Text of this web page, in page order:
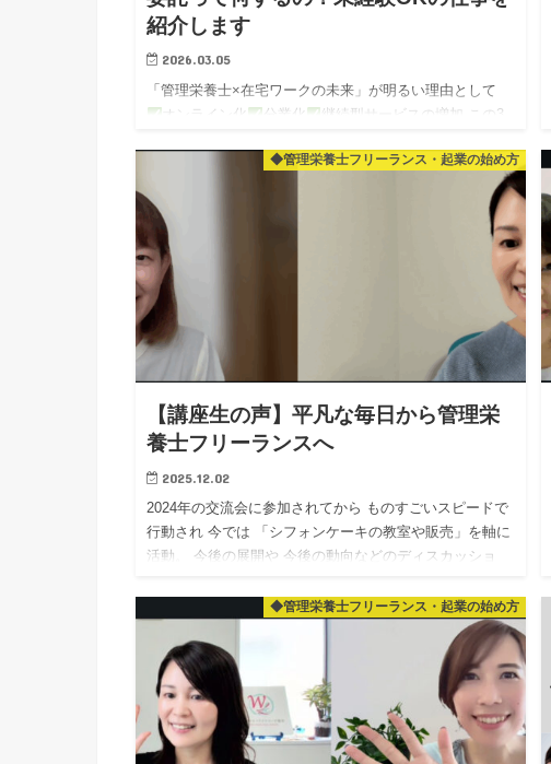
紹介します
2026.03.05
「管理栄養士×在宅ワークの未来」が明るい理由として
オンライン化
分業化
継続型サービスの増加 この3
り口として A）添削…◆管理栄養士フリーランス・起業の始め方
【講座生の声】平凡な毎日から管理栄
養士フリーランスへ
2025.12.02
2024年の交流会に参加されてから ものすごいスピードで
行動され 今では 「シフォンケーキの教室や販売」を軸に
活動。 今後の展開や 今後の動向などのディスカッショ
◆管理栄養士フリーランス・起業の始め方